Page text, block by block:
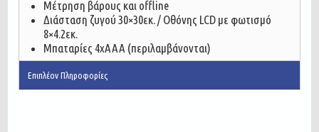
Μέτρηση βάρους και offline
Διάσταση ζυγού 30×30εκ. / Οθόνης LCD με φωτισμό
8×4.2εκ.
Μπαταρίες 4xAAA (περιλαμβάνονται)
Επιπλέον Πληροφορίες